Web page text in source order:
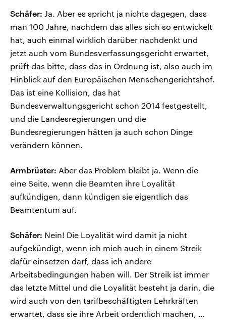
Schäfer: Ja. Aber es spricht ja nichts dagegen, dass
man 100 Jahre, nachdem das alles sich so entwickelt
hat, auch einmal wirklich darüber nachdenkt und
jetzt auch vom Bundesverfassungsgericht erwartet,
prüft das bitte, dass das in Ordnung ist, also auch im
Hinblick auf den Europäischen Menschengerichtshof.
Das ist eine Kollision, das hat
Bundesverwaltungsgericht schon 2014 festgestellt,
und die Landesregierungen und die
Bundesregierungen hätten ja auch schon Dinge
verändern können.
Armbrüster: Aber das Problem bleibt ja. Wenn die
eine Seite, wenn die Beamten ihre Loyalität
aufkündigen, dann kündigen sie eigentlich das
Beamtentum auf.
Schäfer: Nein! Die Loyalität wird damit ja nicht
aufgekündigt, wenn ich mich auch in einem Streik
dafür einsetzen darf, dass ich andere
Arbeitsbedingungen haben will. Der Streik ist immer
das letzte Mittel und die Loyalität besteht ja darin, die
wird auch von den tarifbeschäftigten Lehrkräften
erwartet, dass sie ihre Arbeit ordentlich machen, …